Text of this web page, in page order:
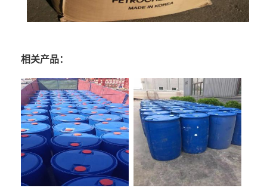
相关产品：